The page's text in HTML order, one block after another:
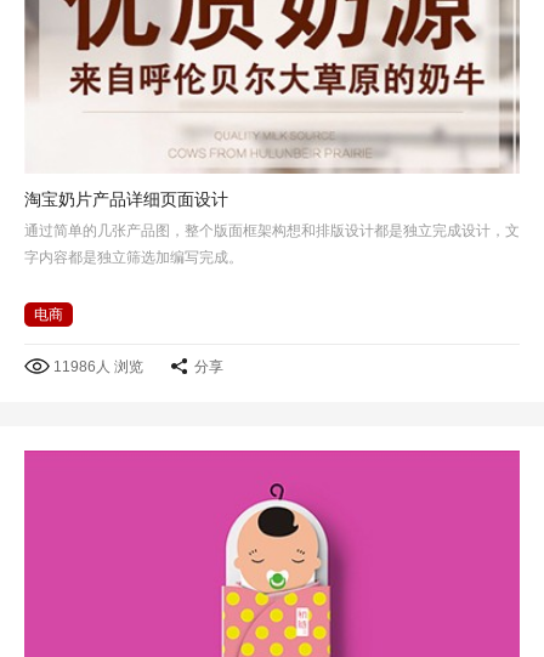
淘宝奶片产品详细页面设计
通过简单的几张产品图，整个版面框架构想和排版设计都是独立完成设计，文
字内容都是独立筛选加编写完成。
电商
11986人 浏览 分享